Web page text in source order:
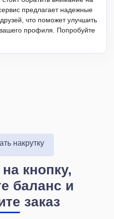
предлагает надежные
что поможет улучшить
профиля. Попробуйте
накрутку
кнопку,
баланс и
заказ